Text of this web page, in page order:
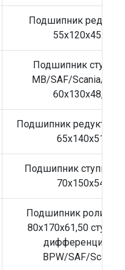
Подшипник
55x120x45.5
Подшипник
MB/SAF/Scania/
60x130x48,5
Подшипник редуктора
65x140x51
Подшипник ступицы
70x150x54
Подшипник
80х170х61,50
дифференциала
BPW/SAF/Scania